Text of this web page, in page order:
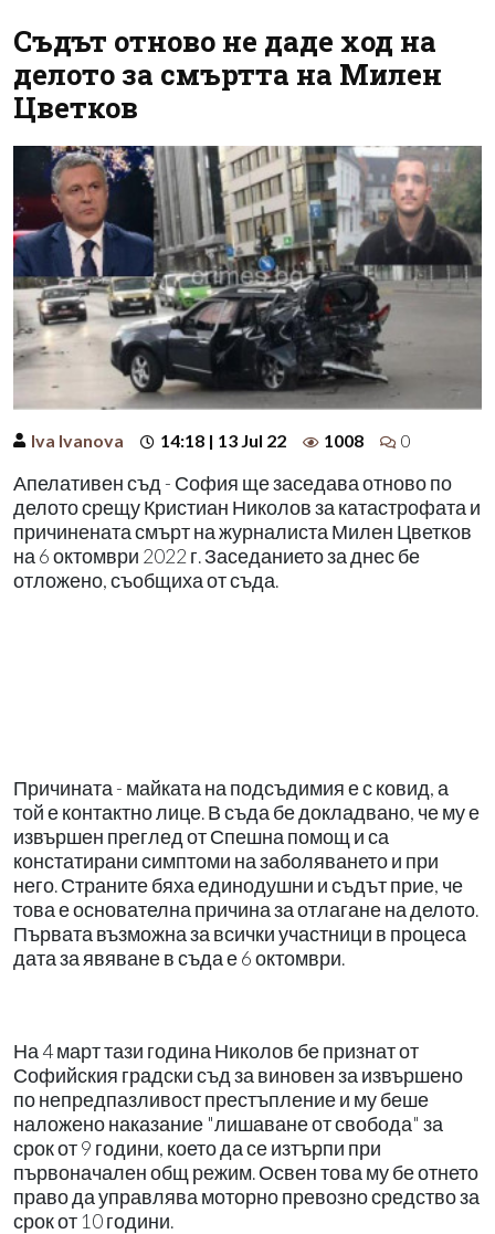
Съдът отново не даде ход на
делото за смъртта на Милен
Цветков
Iva Ivanova 14:18 | 13 Jul 22 1008 0
Апелативен съд - София ще заседава отново по
делото срещу Кристиан Николов за катастрофата и
причинената смърт на журналиста Милен Цветков
на 6 октомври 2022 г. Заседанието за днес бе
отложено, съобщиха от съда.
Причината - майката на подсъдимия е с ковид, а
той е контактно лице. В съда бе докладвано, че му е
извършен преглед от Спешна помощ и са
констатирани симптоми на заболяването и при
него. Страните бяха единодушни и съдът прие, че
това е основателна причина за отлагане на делото.
Първата възможна за всички участници в процеса
дата за явяване в съда е 6 октомври.
На 4 март тази година Николов бе признат от
Софийския градски съд за виновен за извършено
по непредпазливост престъпление и му беше
наложено наказание "лишаване от свобода" за
срок от 9 години, което да се изтърпи при
първоначален общ режим. Освен това му бе отнето
право да управлява моторно превозно средство за
срок от 10 години.